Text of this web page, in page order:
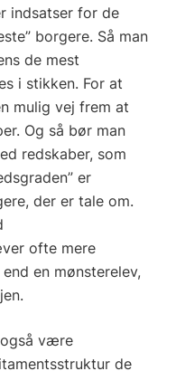
indsatser for de
borgere. Så man
de mest
i stikken. For at
mulig vej frem at
Og så bør man
redskaber, som
er
der er tale om.
ofte mere
en mønsterelev,
være
de